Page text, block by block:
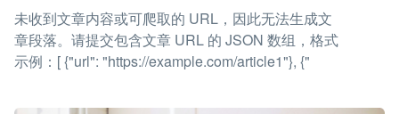
未收到文章内容或可爬取的 URL，因此无法生成文
章段落。请提交包含文章 URL 的 JSON 数组，格式
示例：[ {"url": "https://example.com/article1"}, {"